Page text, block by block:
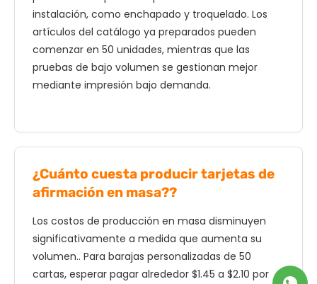
instalación, como enchapado y troquelado. Los
artículos del catálogo ya preparados pueden
comenzar en 50 unidades, mientras que las
pruebas de bajo volumen se gestionan mejor
mediante impresión bajo demanda.
¿Cuánto cuesta producir tarjetas de
afirmación en masa??
Los costos de producción en masa disminuyen
significativamente a medida que aumenta su
volumen.. Para barajas personalizadas de 50
cartas, esperar pagar alrededor $1.45 a $2.10 por